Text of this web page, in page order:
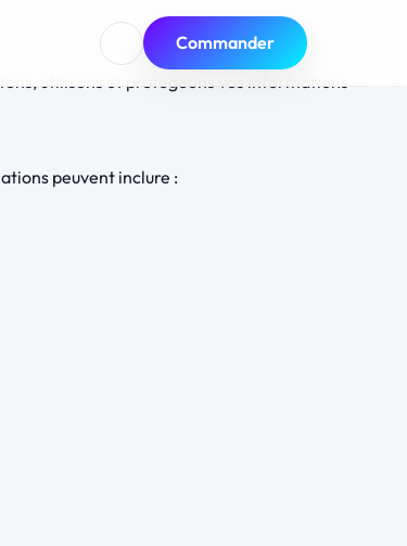
Commander
utilisons et protégeons vos informations
peuvent inclure :